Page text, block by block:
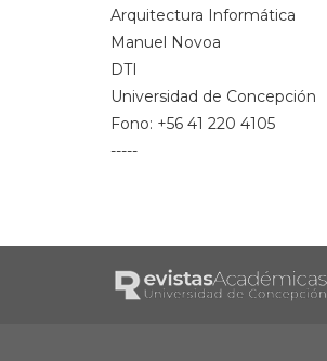
Arquitectura Informática
Manuel Novoa
DTI
Universidad de Concepción
Fono: +56 41 220 4105
-----